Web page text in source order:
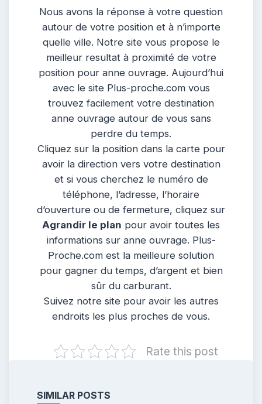
Nous avons la réponse à votre question
autour de votre position et à n’importe
quelle ville. Notre site vous propose le
meilleur resultat à proximité de votre
position pour anne ouvrage. Aujourd’hui
avec le site Plus-proche.com vous
trouvez facilement votre destination
anne ouvrage autour de vous sans
perdre du temps.
Cliquez sur la position dans la carte pour
avoir la direction vers votre destination
et si vous cherchez le numéro de
téléphone, l’adresse, l’horaire
d’ouverture ou de fermeture, cliquez sur
Agrandir le plan pour avoir toutes les
informations sur anne ouvrage. Plus-
Proche.com est la meilleure solution
pour gagner du temps, d’argent et bien
sûr du carburant.
Suivez notre site pour avoir les autres
endroits les plus proches de vous.
Rate this post
SIMILAR POSTS